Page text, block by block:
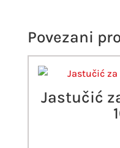
Povezani
Jastučić